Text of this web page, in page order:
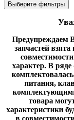
Выберите фильтры
Предупреждаем
запчастей
характер. В ряде
питания,
товара
характеристики